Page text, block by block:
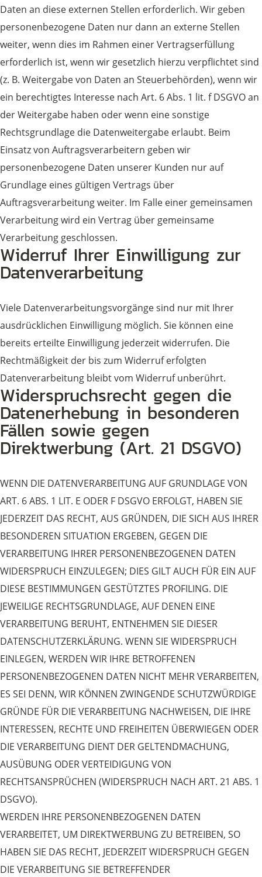
Daten an diese externen Stellen erforderlich. Wir geben
personenbezogene Daten nur dann an externe Stellen
weiter, wenn dies im Rahmen einer Vertragserfüllung
erforderlich ist, wenn wir gesetzlich hierzu verpflichtet sind
(z. B. Weitergabe von Daten an Steuerbehörden), wenn wir
ein berechtigtes Interesse nach Art. 6 Abs. 1 lit. f DSGVO an
der Weitergabe haben oder wenn eine sonstige
Rechtsgrundlage die Datenweitergabe erlaubt. Beim
Einsatz von Auftragsverarbeitern geben wir
personenbezogene Daten unserer Kunden nur auf
Grundlage eines gültigen Vertrags über
Auftragsverarbeitung weiter. Im Falle einer gemeinsamen
Verarbeitung wird ein Vertrag über gemeinsame
Verarbeitung geschlossen.
Widerruf Ihrer Einwilligung zur
Datenverarbeitung
Viele Datenverarbeitungsvorgänge sind nur mit Ihrer
ausdrücklichen Einwilligung möglich. Sie können eine
bereits erteilte Einwilligung jederzeit widerrufen. Die
Rechtmäßigkeit der bis zum Widerruf erfolgten
Datenverarbeitung bleibt vom Widerruf unberührt.
Widerspruchsrecht gegen die
Datenerhebung in besonderen
Fällen sowie gegen
Direktwerbung (Art. 21 DSGVO)
WENN DIE DATENVERARBEITUNG AUF GRUNDLAGE VON
ART. 6 ABS. 1 LIT. E ODER F DSGVO ERFOLGT, HABEN SIE
JEDERZEIT DAS RECHT, AUS GRÜNDEN, DIE SICH AUS IHRER
BESONDEREN SITUATION ERGEBEN, GEGEN DIE
VERARBEITUNG IHRER PERSONENBEZOGENEN DATEN
WIDERSPRUCH EINZULEGEN; DIES GILT AUCH FÜR EIN AUF
DIESE BESTIMMUNGEN GESTÜTZTES PROFILING. DIE
JEWEILIGE RECHTSGRUNDLAGE, AUF DENEN EINE
VERARBEITUNG BERUHT, ENTNEHMEN SIE DIESER
DATENSCHUTZERKLÄRUNG. WENN SIE WIDERSPRUCH
EINLEGEN, WERDEN WIR IHRE BETROFFENEN
PERSONENBEZOGENEN DATEN NICHT MEHR VERARBEITEN,
ES SEI DENN, WIR KÖNNEN ZWINGENDE SCHUTZWÜRDIGE
GRÜNDE FÜR DIE VERARBEITUNG NACHWEISEN, DIE IHRE
INTERESSEN, RECHTE UND FREIHEITEN ÜBERWIEGEN ODER
DIE VERARBEITUNG DIENT DER GELTENDMACHUNG,
AUSÜBUNG ODER VERTEIDIGUNG VON
RECHTSANSPRÜCHEN (WIDERSPRUCH NACH ART. 21 ABS. 1
DSGVO).
WERDEN IHRE PERSONENBEZOGENEN DATEN
VERARBEITET, UM DIREKTWERBUNG ZU BETREIBEN, SO
HABEN SIE DAS RECHT, JEDERZEIT WIDERSPRUCH GEGEN
DIE VERARBEITUNG SIE BETREFFENDER